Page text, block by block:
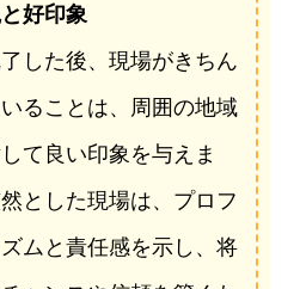
好印象
した後、現場がきちん
ることは、周囲の地域
て良い印象を与えま
とした現場は、プロフ
ムと責任感を示し、将